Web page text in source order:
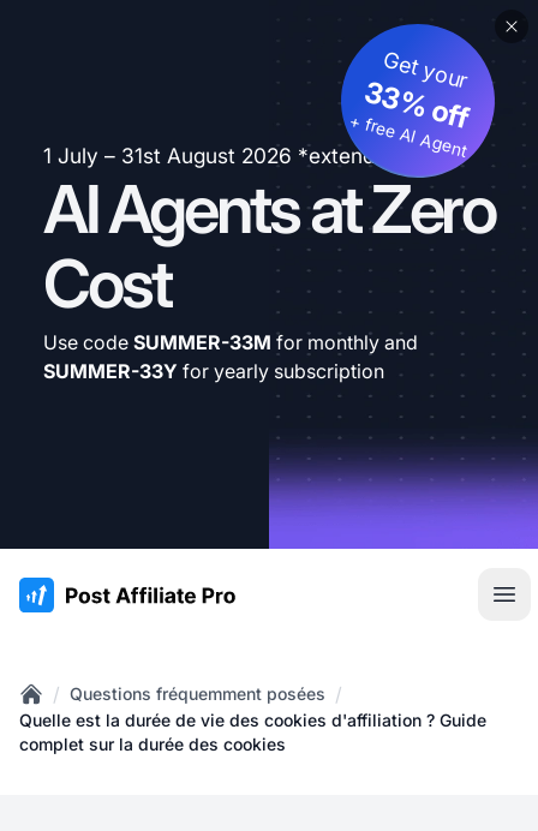
1 July – 31st August 2026 *extended
AI Agents at Zero
Cost
Get your
33% off
+ free AI Agent
Use code SUMMER-33M for monthly and
SUMMER-33Y for yearly subscription
:site.title
Home
/ Questions fréquemment posées /
Quelle est la durée de vie des cookies d'affiliation ? Guide
complet sur la durée des cookies